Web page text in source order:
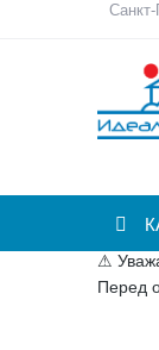
Санкт-
⚠
Перед